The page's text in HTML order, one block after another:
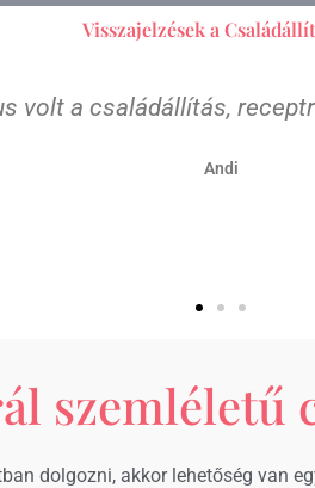
Visszajelzések a
volt a családállítás,
Andi
szemléletű
dolgozni, akkor lehetőség van